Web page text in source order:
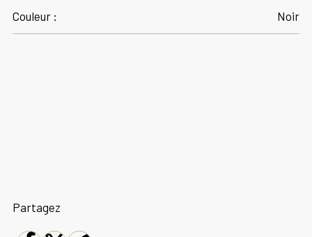
Couleur : Noir
Partagez